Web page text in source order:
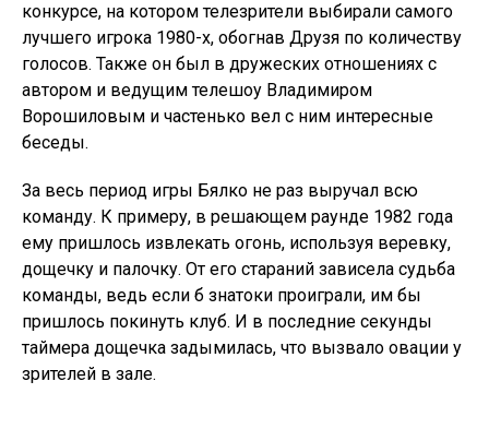
конкурсе, на котором телезрители выбирали самого
лучшего игрока 1980-х, обогнав Друзя по количеству
голосов. Также он был в дружеских отношениях с
автором и ведущим телешоу Владимиром
Ворошиловым и частенько вел с ним интересные
беседы.
За весь период игры Бялко не раз выручал всю
команду. К примеру, в решающем раунде 1982 года
ему пришлось извлекать огонь, используя веревку,
дощечку и палочку. От его стараний зависела судьба
команды, ведь если б знатоки проиграли, им бы
пришлось покинуть клуб. И в последние секунды
таймера дощечка задымилась, что вызвало овации у
зрителей в зале.